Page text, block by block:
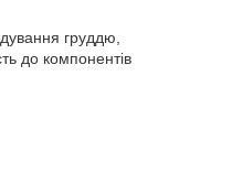
груддю,
до компонентів